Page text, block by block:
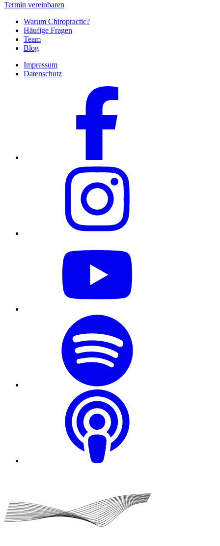
Termin vereinbaren
Warum Chiropractic?
Häufige Fragen
Team
Blog
Impressum
Datenschutz